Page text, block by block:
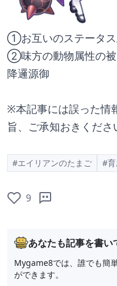
①お互いのステータス
②味方の動物属性の被
降邏源御
※本記事には誤った情
旨、ご承知おきくださ
#エイリアンのたまご #
9
あなたも記事を書い
Mygame8では、誰でも簡
ができます。